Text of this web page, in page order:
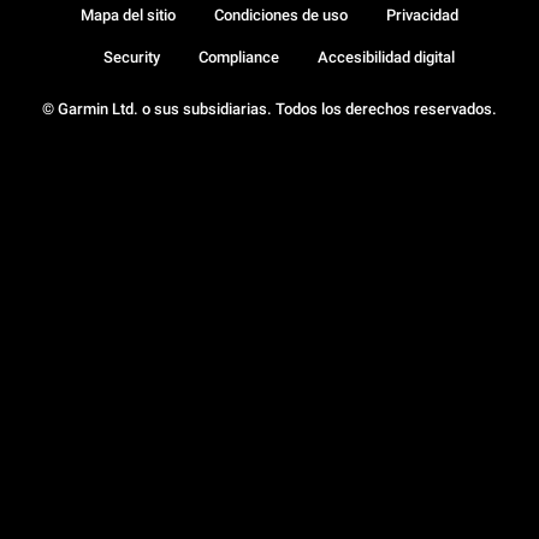
© Garmin Ltd. o sus subsidiarias. Todos los derechos reservados.
Mapa del sitio Condiciones de uso Privacidad
Security Compliance Accesibilidad digital